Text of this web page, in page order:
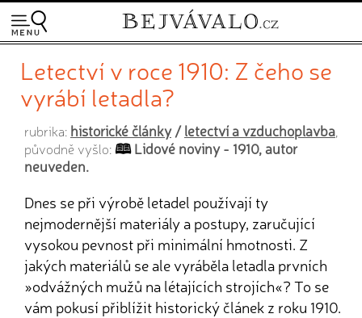
Letectví v roce 1910: Z čeho se
vyrábí letadla?
rubrika: historické články/letectví a vzduchoplavba
původně vyšlo:
Lidové noviny - 1910, autor
neuveden.
Dnes se při výrobě letadel používají ty
nejmodernější materiály a postupy, zaručující
vysokou pevnost při minimální hmotnosti. Z
jakých materiálů se ale vyráběla letadla prvních
»odvážných mužů na létajících strojích«? To se
vám pokusí přiblížit historický článek z roku 1910.